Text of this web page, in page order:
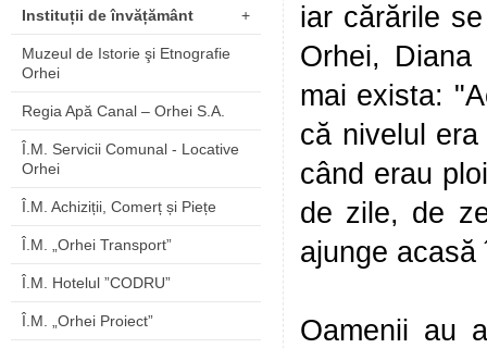
Instituții de învățământ +
Muzeul de Istorie şi Etnografie
Orhei
Regia Apă Canal – Orhei S.A.
Î.M. Servicii Comunal - Locative
Orhei
Î.M. Achiziții, Comerț și Piețe
Î.M. „Orhei Transport”
Î.M. Hotelul ”CODRU”
Î.M. „Orhei Proiect”
iar cărările
Orhei, Diana
mai exista:
că nivelul
când erau
de zile, de
ajunge
Oamenii au